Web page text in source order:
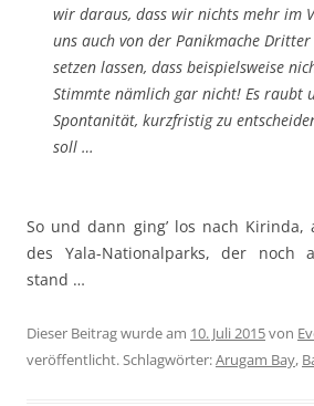
wir daraus, dass wir nichts mehr im
uns auch von der Panikmache
setzen lassen, dass beispielsweise
Stimmte nämlich gar nicht! Es raubt
Spontanität, kurzfristig zu
soll …
So und dann ging’ los nach Kirinda,
des Yala-Nationalparks, der noch
stand …
Dieser Beitrag wurde am 10. Juli 2015von
veröffentlicht. Schlagwörter:Arugam Bay,